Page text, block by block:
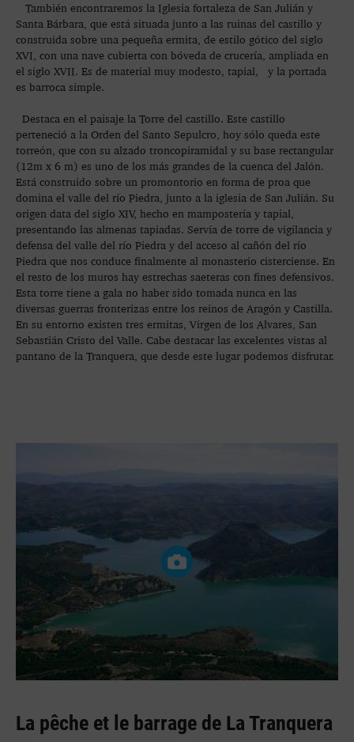
También encontraremos la Iglesia fortaleza de San Julián y
Santa Bárbara, que está situada junto a las ruinas del castillo y
construida sobre una pequeña ermita, de estilo gótico del siglo
XVI, con una nave cubierta con bóveda de crucería, ampliada en
el siglo XVII. Es de material muy modesto, tapial, y la portada
es barroca simple.
Destaca en el paisaje la Torre del castillo. Este castillo
perteneció a la Orden del Santo Sepulcro, hoy sólo queda este
torreón, que con su alzado troncopiramidal y su base rectangular
(12m x 6 m) es uno de los más grandes de la cuenca del Jalón.
Está construido sobre un promontorio en forma de proa que
domina el valle del río Piedra, junto a la iglesia de San Julián. Su
origen data del siglo XIV, hecho en mampostería y tapial,
presentando las almenas tapiadas. Servía de torre de vigilancia y
defensa del valle del río Piedra y del acceso al cañón del río
Piedra que nos conduce finalmente al monasterio cisterciense. En
el resto de los muros hay estrechas saeteras con fines defensivos.
Esta torre tiene a gala no haber sido tomada nunca en las
diversas guerras fronterizas entre los reinos de Aragón y Castilla.
En su entorno existen tres ermitas, Virgen de los Alvares, San
Sebastián Cristo del Valle. Cabe destacar las excelentes vistas al
pantano de la Tranquera, que desde este lugar podemos disfrutar.
La pêche et le barrage de La Tranquera